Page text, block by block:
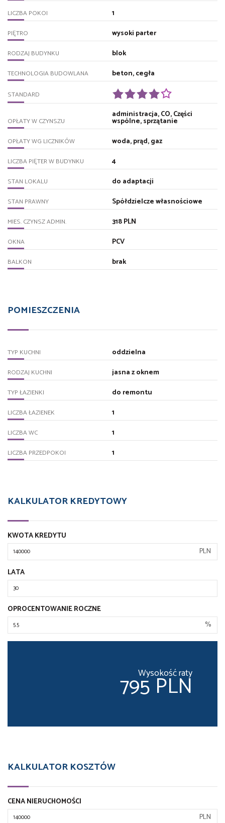
LICZBA POKOI 1
PIĘTRO wysoki parter
RODZAJ BUDYNKU blok
TECHNOLOGIA BUDOWLANA beton, cegła
STANDARD
OPŁATY W CZYNSZU
administracja, CO, Części
wspólne, sprzątanie
OPŁATY WG LICZNIKÓW woda, prąd, gaz
LICZBA PIĘTER W BUDYNKU 4
STAN LOKALU do adaptacji
STAN PRAWNY Spółdzielcze własnościowe
MIES. CZYNSZ ADMIN. 318 PLN
OKNA PCV
BALKON brak
POMIESZCZENIA
TYP KUCHNI oddzielna
RODZAJ KUCHNI jasna z oknem
TYP ŁAZIENKI do remontu
LICZBA ŁAZIENEK 1
LICZBA WC 1
LICZBA PRZEDPOKOI 1
KALKULATOR KREDYTOWY
KWOTA KREDYTU
PLN
LATA
OPROCENTOWANIE ROCZNE
%
Wysokość raty
795 PLN
KALKULATOR KOSZTÓW
CENA NIERUCHOMOŚCI
PLN